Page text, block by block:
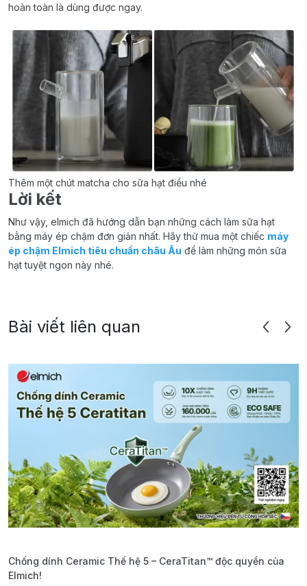
hoàn toàn là dùng được ngay.
Thêm một chút matcha cho sữa hạt điều nhé
Lời kết
Như vậy, elmich đã hướng dẫn bạn những cách làm sữa hạt
bằng máy ép chậm đơn giản nhất. Hãy thử mua một chiếc máy
ép chậm Elmich tiêu chuẩn châu Âu để làm những món sữa
hạt tuyệt ngon này nhé.
Bài viết liên quan
Chống dính Ceramic Thế hệ 5 – CeraTitan™ độc quyền của
Elmich!